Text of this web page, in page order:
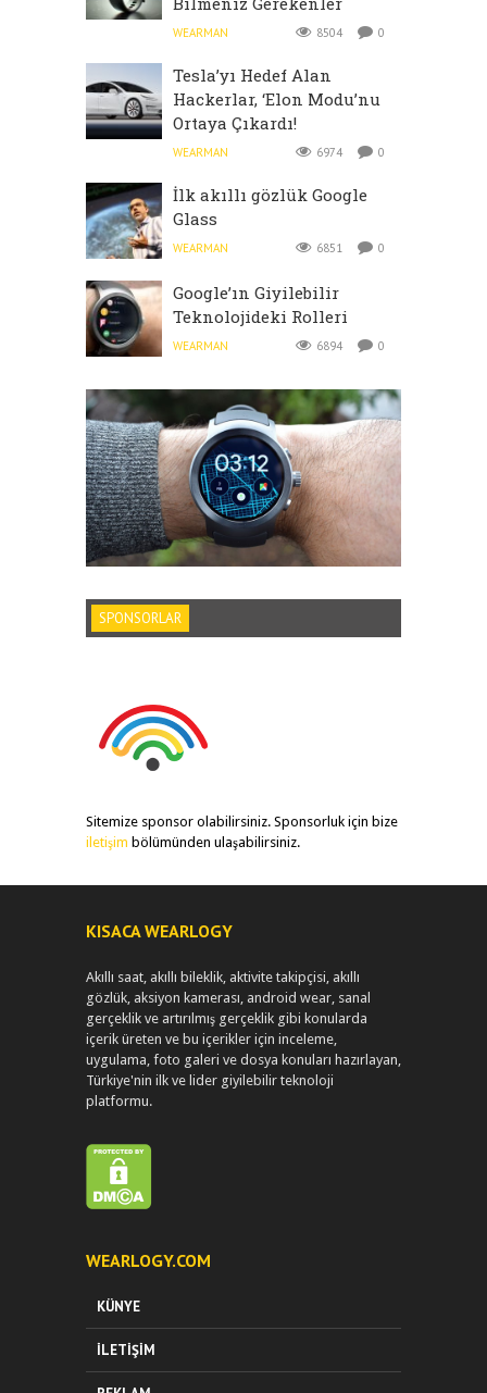
WEARMAN 8504 0
Tesla’yı Hedef Alan
Hackerlar, ‘Elon Modu’nu
Ortaya Çıkardı!
WEARMAN 6974 0
İlk akıllı gözlük Google
Glass
WEARMAN 6851 0
Google’ın Giyilebilir
Teknolojideki Rolleri
WEARMAN 6894 0
SPONSORLAR
Sitemize sponsor olabilirsiniz. Sponsorluk için bize
iletişim bölümünden ulaşabilirsiniz.
KISACA WEARLOGY
Akıllı saat, akıllı bileklik, aktivite takipçisi, akıllı
gözlük, aksiyon kamerası, android wear, sanal
gerçeklik ve artırılmış gerçeklik gibi konularda
içerik üreten ve bu içerikler için inceleme,
uygulama, foto galeri ve dosya konuları hazırlayan,
Türkiye'nin ilk ve lider giyilebilir teknoloji
platformu.
WEARLOGY.COM
KÜNYE
İLETIŞIM